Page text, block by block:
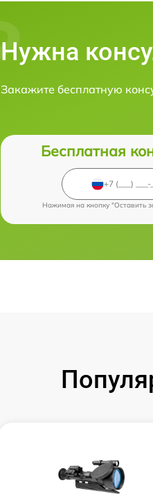
Нужна
Закажите бесплатную
Бесплатная
Нажимая на кнопку "Оставить